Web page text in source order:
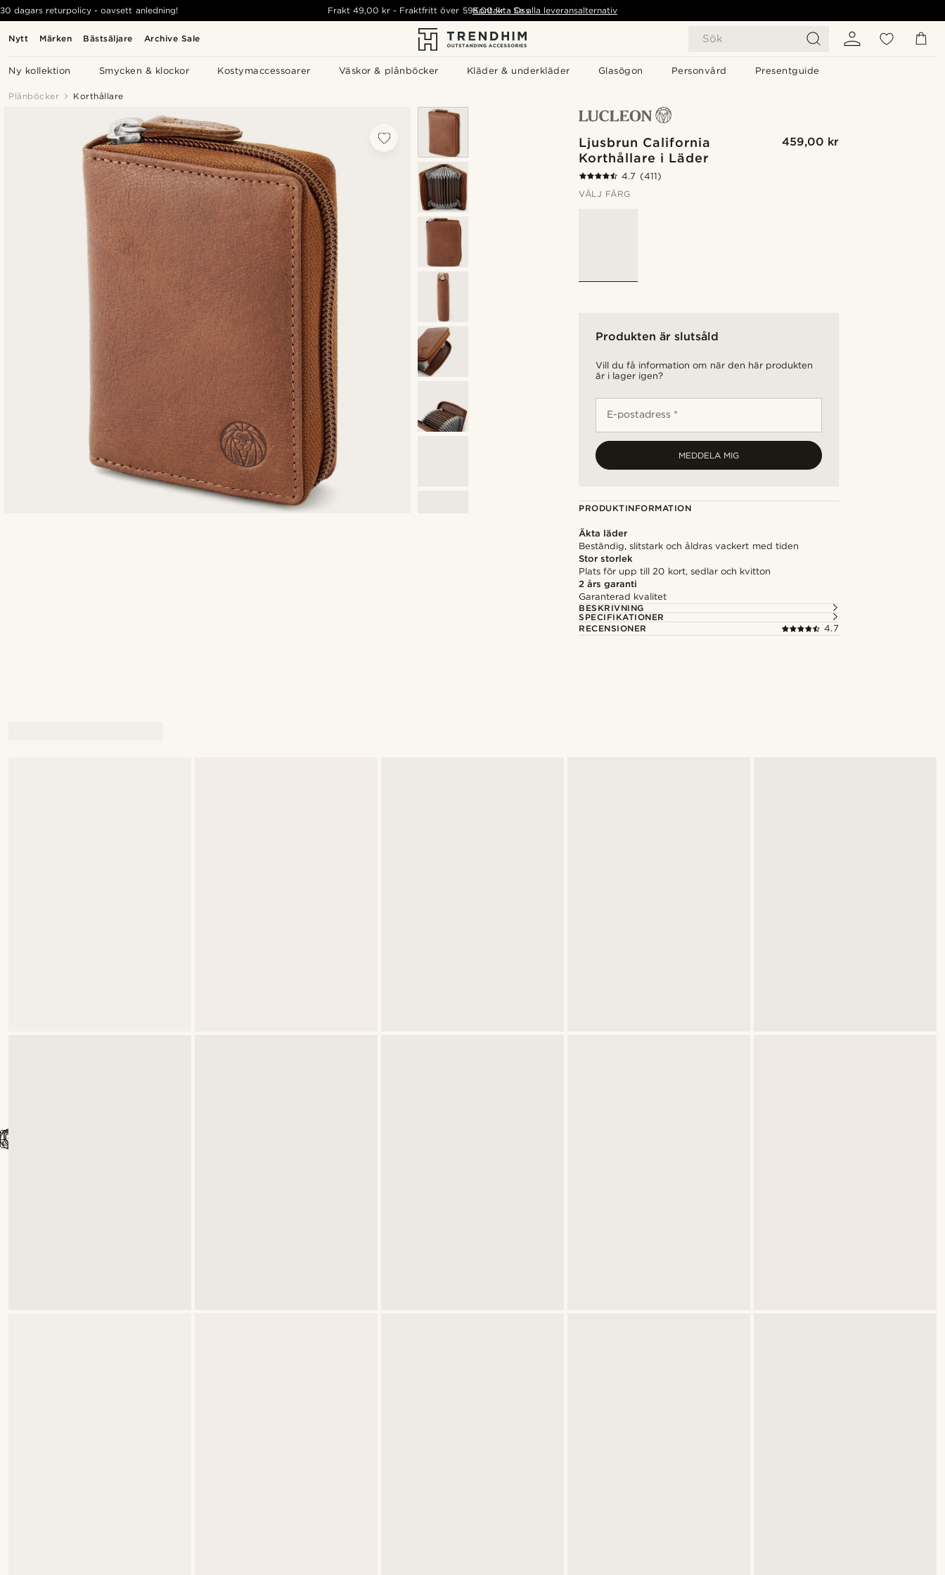
Nytt Märken Bästsäljare Archive Sale Sök
Ny kollektion Smycken & klockor Kostymaccessoarer Väskor & plånböcker Kläder & underkläder Glasögon Personvård Presentguide
30 dagars returpolicy - oavsett anledning! Frakt49,00 kr - Fraktfritt över 595,00 kr - Se alla leveransalternativ
Kontakta Oss
Plånböcker Korthållare
Ljusbrun California
Korthållare i Läder
459,00 kr
4.7 (411)
VÄLJ FÄRG
Produkten är slutsåld
Vill du få information om när den här produkten
är i lager igen?
E-postadress *
MEDDELA MIG
PRODUKTINFORMATION
Äkta läder
Beständig, slitstark och åldras vackert med tiden
Stor storlek
Plats för upp till 20 kort, sedlar och kvitton
2 års garanti
Garanterad kvalitet
BESKRIVNING
SPECIFIKATIONER
RECENSIONER
4.7